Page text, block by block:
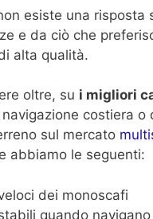
esiste una
e da ciò che
alta qualità.
oltre, su i migliori
costiera o
sul mercato
abbiamo le seguenti:
dei monoscafi
quando navigano